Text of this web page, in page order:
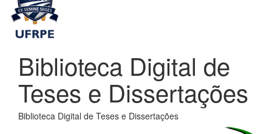
Biblioteca Digital de
Teses e Dissertações
Biblioteca Digital de Teses e Dissertações